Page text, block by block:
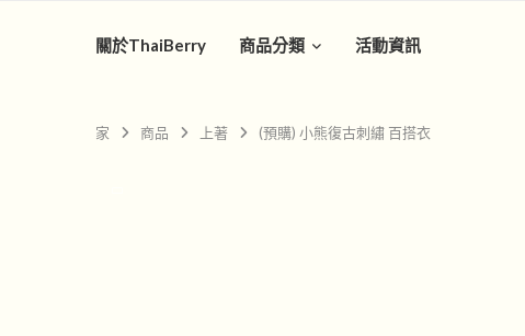
關於ThaiBerry 商品分類 活動資訊
家 商品 上著 (預購) 小熊復古刺繡 百搭衣